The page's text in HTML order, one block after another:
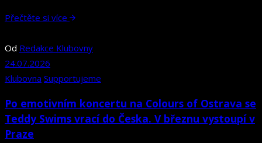
Přečtěte si více
Od Redakce Klubovny
24.07.2026
Klubovna Supportujeme
Po emotivním koncertu na Colours of Ostrava se
Teddy Swims vrací do Česka. V březnu vystoupí v
Praze